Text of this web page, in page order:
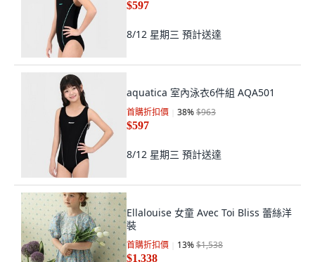
$597
8/12 星期三 預計送達
aquatica 室內泳衣6件組 AQA501
首購折扣價 38%$963
$597
8/12 星期三 預計送達
Ellalouise 女童 Avec Toi Bliss 蕾絲洋
裝
首購折扣價 13%$1,538
$1,338